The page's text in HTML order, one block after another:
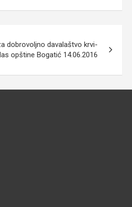
dobrovoljno davalaštvo krvi-
opštine Bogatić 14.06.2016